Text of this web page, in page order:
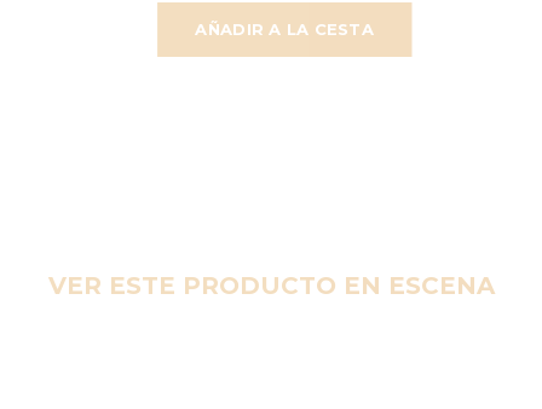
AÑADIR A LA CESTA
VER ESTE PRODUCTO EN ESCENA